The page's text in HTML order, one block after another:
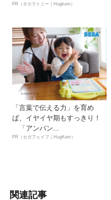
PR（タカラトミー｜Hugkum）
「言葉で伝える力」を育め
ば、イヤイヤ期もすっきり！
「アンパン...
PR（セガフェイブ｜HugKum）
関連記事